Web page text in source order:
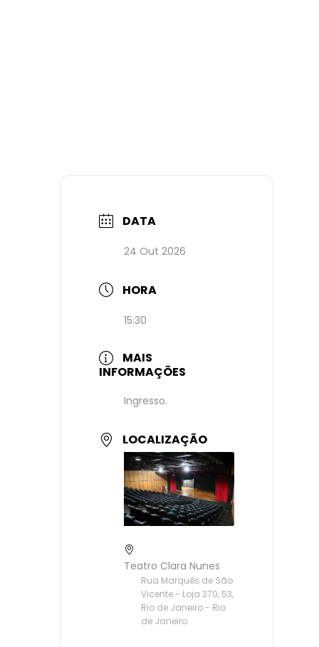
DATA
24 Out 2026
HORA
15:30
MAIS
INFORMAÇÕES
Ingresso.
LOCALIZAÇÃO
Teatro Clara Nunes
Rua Marquês de São
Vicente - Loja 370, 53,
Rio de Janeiro - Rio
de Janeiro